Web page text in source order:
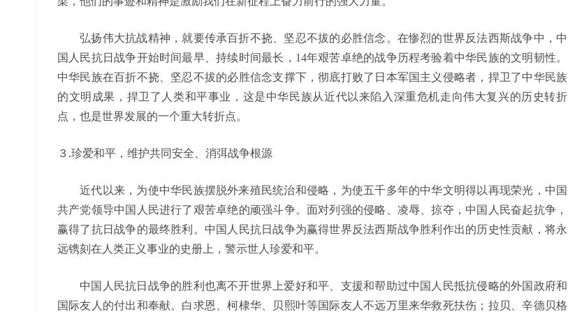
弘扬伟大抗战精神，就要传承百折不挠、坚忍不拔的必胜信念。在惨烈的世界反法西斯战争中，中
国人民抗日战争开始时间最早、持续时间最长，14年艰苦卓绝的战争历程考验着中华民族的文明韧性。
中华民族在百折不挠、坚忍不拔的必胜信念支撑下，彻底打败了日本军国主义侵略者，捍卫了中华民族
的文明成果，捍卫了人类和平事业，这是中华民族从近代以来陷入深重危机走向伟大复兴的历史转折
点，也是世界发展的一个重大转折点。
３.珍爱和平，维护共同安全、消弭战争根源
近代以来，为使中华民族摆脱外来殖民统治和侵略，为使五千多年的中华文明得以再现荣光，中国
共产党领导中国人民进行了艰苦卓绝的顽强斗争。面对列强的侵略、凌辱、掠夺，中国人民奋起抗争，
赢得了抗日战争的最终胜利。中国人民抗日战争为赢得世界反法西斯战争胜利作出的历史性贡献，将永
远镌刻在人类正义事业的史册上，警示世人珍爱和平。
中国人民抗日战争的胜利也离不开世界上爱好和平、支援和帮助过中国人民抵抗侵略的外国政府和
国际友人的付出和奉献。白求恩、柯棣华、贝熙叶等国际友人不远万里来华救死扶伤；拉贝、辛德贝格